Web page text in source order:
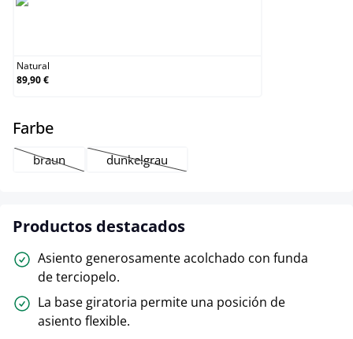
Natural
89,90 €
Farbeselect
braun
(Esta opción no está disponible en este momento.)
dunkelgrau
(Esta opción no está disponible en este
Productos destacados
Asiento generosamente acolchado con funda
de terciopelo.
La base giratoria permite una posición de
asiento flexible.